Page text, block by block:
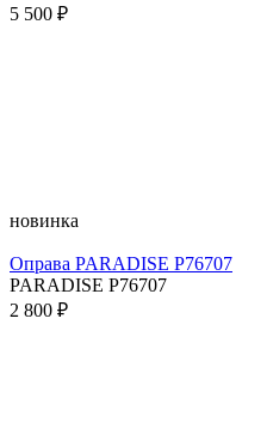
5 500 ₽
новинка
Оправа PARADISE P76707
PARADISE P76707
2 800 ₽